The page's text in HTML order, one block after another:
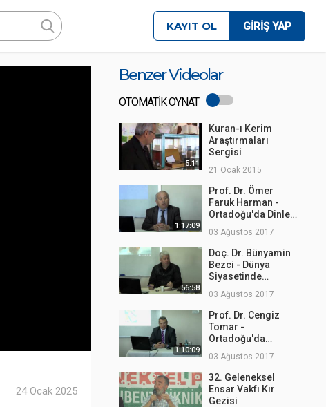
KAYIT OL GİRİŞ YAP
24 Ocak 2025
Benzer Videolar
OTOMATİK OYNAT
5:11
Kuran-ı Kerim
Araştırmaları
Sergisi
21 Ocak 2015
1:17:09
Prof. Dr. Ömer
Faruk Harman -
Ortadoğu'da Dinler
03 Ağustos 2017
56:58
Doç. Dr. Bünyamin
Bezci - Dünya
Siyasetinde
03 Ağustos 2017
1:10:09
Prof. Dr. Cengiz
Tomar -
Ortadoğu'da
ve Tarihi
03 Ağustos 2017
32. Geleneksel
Ensar Vakfı Kır
Gezisi